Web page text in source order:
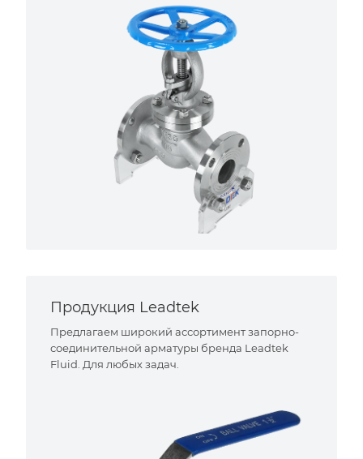
Продукция Leadtek
Предлагаем широкий ассортимент запорно-
соединительной арматуры бренда Leadtek
Fluid. Для любых задач.